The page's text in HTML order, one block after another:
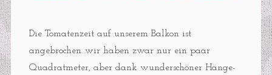
Die Tomatenzeit auf unserem Balkon ist
angebrochen…wir haben zwar nur ein paar
Quadratmeter, aber dank wunderschöner Hänge-